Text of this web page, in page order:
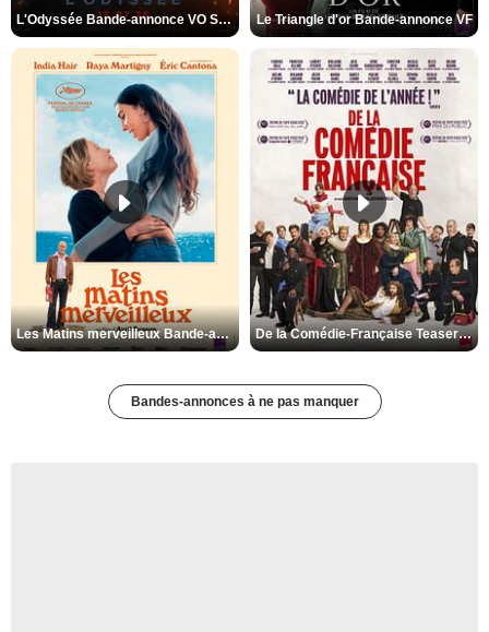
L'Odyssée Bande-annonce VO STFR Le Triangle d'or Bande-annonce VF
Les Matins merveilleux Bande-annonce VF De la Comédie-Française Teaser VF
Bandes-annonces à ne pas manquer